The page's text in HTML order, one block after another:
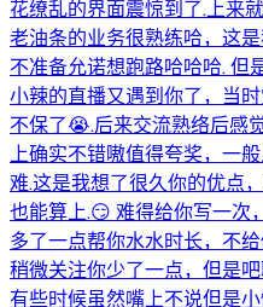
花缭乱的界面震惊到了.上来
老油条的业务很熟练哈，这
不准备允诺想跑路哈哈哈. 但
小辣的直播又遇到你了，当
不保了😭.后来交流熟络后感
上确实不错嗷值得夸奖，一
难.这是我想了很久你的优点
也能算上.😏 难得给你写一次
多了一点帮你水水时长，不
稍微关注你少了一点，但是
有些时候虽然嘴上不说但是